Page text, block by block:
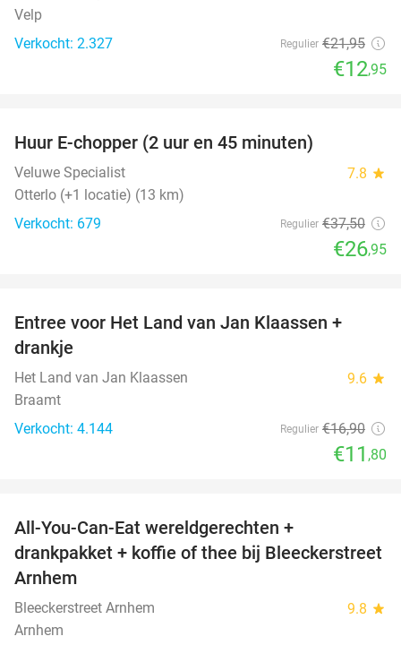
Velp
Verkocht: 2.327
Regulier €21,95
€12,95
Huur E-chopper (2 uur en 45 minuten)
Veluwe Specialist 7.8 star
Otterlo (+1 locatie) (13 km)
Verkocht: 679
Regulier €37,50
€26,95
Entree voor Het Land van Jan Klaassen +
drankje
Het Land van Jan Klaassen 9.6 star
Braamt
Verkocht: 4.144
Regulier €16,90
€11 ,80
All-You-Can-Eat wereldgerechten +
drankpakket + koffie of thee bij Bleeckerstreet
Arnhem
Bleeckerstreet Arnhem 9.8 star
Arnhem